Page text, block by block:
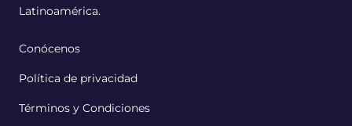
Latinoamérica.
Conócenos
Política de privacidad
Términos y Condiciones